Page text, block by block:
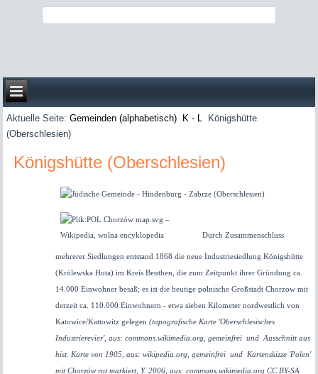
Aktuelle Seite:Gemeinden (alphabetisch) K - L
Königshütte
(Oberschlesien)
Königshütte (Oberschlesien)
Durch Zusammenschluss
mehrerer Siedlungen entstand 1868 die neue Industriesiedlung Königshütte
(Królewska Huta) im Kreis Beuthen, die zum Zeitpunkt ihrer Gründung ca.
14.000 Einwohner besaß; es ist die heutige polnische Großstadt Chorzow mit
derzeit ca. 110.000 Einwohnern - etwa sieben Kilometer nordwestlich von
Katowice/Kattowitz gelegen (topografische Karte 'Oberschlesisches
Industrierevier', aus: commons.wikimedia.org, gemeinfrei und Ausschnitt aus
hist. Karte von 1905, aus: wikipedia.org, gemeinfrei und Kartenskizze 'Polen'
mit Chorzów rot markiert, Y. 2006, aus: commons.wikimedia.org CC BY-SA